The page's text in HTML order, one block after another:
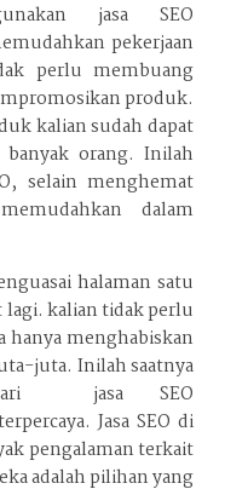
jasa SEO
pekerjaan
perlu membuang
produk.
kalian sudah dapat
orang. Inilah
selain menghemat
dalam
halaman satu
kalian tidak perlu
hanya menghabiskan
juta. Inilah saatnya
jasa SEO
Jasa SEO di
pengalaman terkait
adalah pilihan yang